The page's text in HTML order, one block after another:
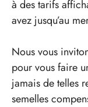
à des tarifs
avez jusqu’au
Nous vous
pour vous faire
jamais de telles
semelles